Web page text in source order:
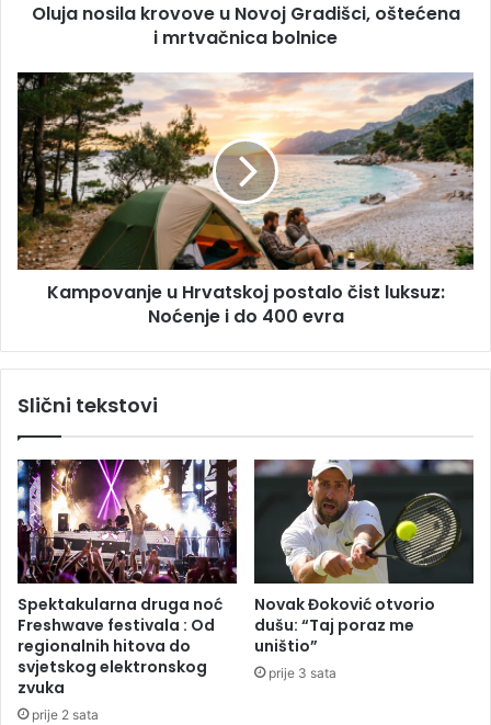
r
o
v
o
v
e
u
N
o
G
a
š
c
i
,
o
š
t
e
ć
e
n
Oluja nosila krovove u Novoj Gradišci, oštećena
i mrtvačnica bolnice
K
a
m
p
o
v
a
n
j
a
k
o
j
p
o
t
a
l
o
č
Kampovanje u Hrvatskoj postalo čist luksuz:
Noćenje i do 400 evra
Slični tekstovi
Spektakularna druga noć
Freshwave festivala : Od
regionalnih hitova do
svjetskog elektronskog
zvuka
prije 2 sata
Novak Đoković otvorio
dušu: “Taj poraz me
uništio”
prije 3 sata